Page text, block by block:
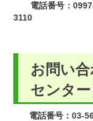
電話番号：
3110
お問い
センター
電話番号：03-